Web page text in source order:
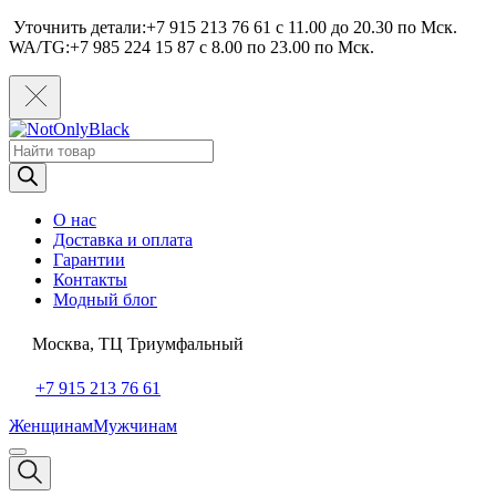
Уточнить детали:+7 915 213 76 61 c 11.00 до 20.30 по Мcк.
WA/TG:+7 985 224 15 87 c 8.00 по 23.00 по Мcк.
Поиск
товаров
О нас
Доставка и оплата
Гарантии
Контакты
Модный блог
Москва, ТЦ Триумфальный
+7 915 213 76 61
ЖенщинамМужчинам